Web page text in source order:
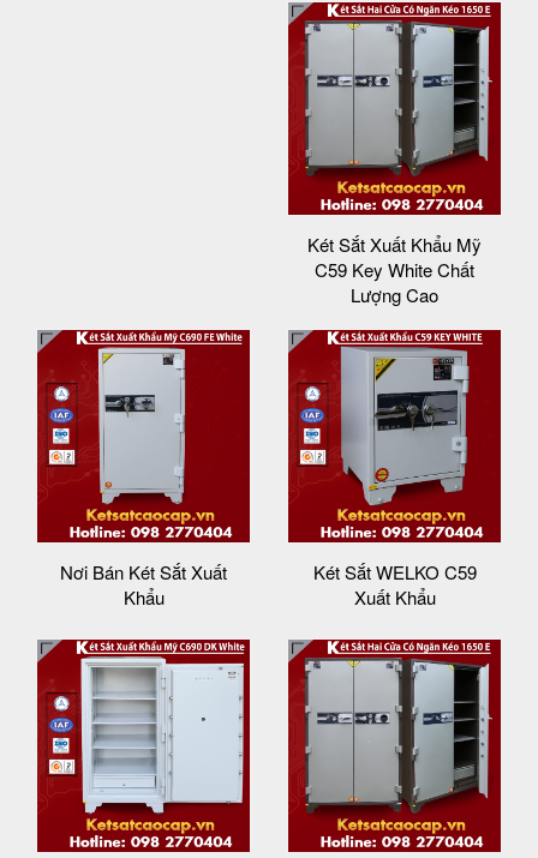
Két Sắt Xuất Khẩu Mỹ
C59 Key White Chất
Lượng Cao
Nơi Bán Két Sắt Xuất
Khẩu
Két Sắt WELKO C59
Xuất Khẩu